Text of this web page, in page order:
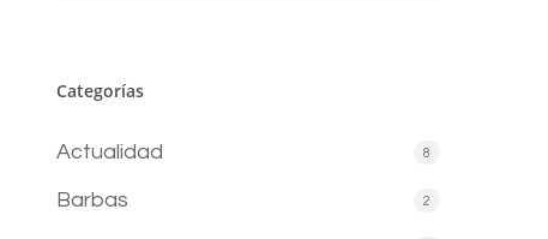
Categorías
Actualidad 8
Barbas 2